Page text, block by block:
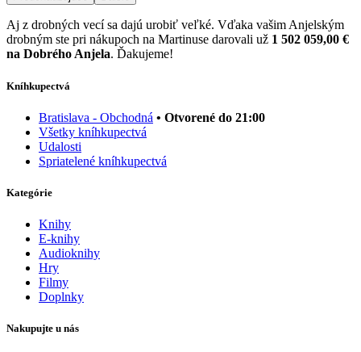
Aj z drobných vecí sa dajú urobiť veľké. Vďaka vašim Anjelským
drobným ste pri nákupoch na Martinuse darovali už 1 502 059,00 €
na Dobrého Anjela. Ďakujeme!
Kníhkupectvá
Bratislava - Obchodná • Otvorené do 21:00
Všetky kníhkupectvá
Udalosti
Spriatelené kníhkupectvá
Kategórie
Knihy
E-knihy
Audioknihy
Hry
Filmy
Doplnky
Nakupujte u nás